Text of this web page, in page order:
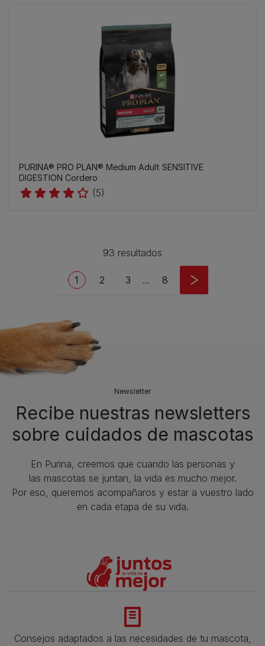
PURINA® PRO PLAN® Medium Adult SENSITIVE
DIGESTION Cordero
(5)
93 resultados
Current page
1 Page
2 Page
3 … Last page
8
Newsletter
Recibe nuestras newsletters
sobre cuidados de mascotas​
En Purina, creemos que cuando las personas y
las mascotas se juntan, la vida es mucho mejor.
Por eso, queremos acompañaros y estar a vuestro lado
en cada etapa de su vida.​
Consejos adaptados a las necesidades de tu mascota,